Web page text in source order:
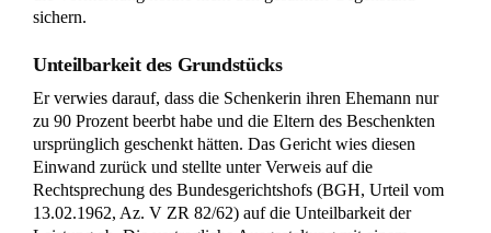
bei massiven Schikanen umgehend schriftlich und beantragen
Sie zeitgleich eine Sicherungsvormerkung im Grundbuch.
Wenn Sie nicht sofort handeln, riskieren Sie, dass der
Beschenkte die Immobilie belastet oder verkauft, was eine
spätere Rückabwicklung faktisch unmöglich machen kann.